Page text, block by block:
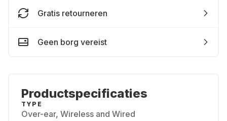
Gratis retourneren
Geen borg vereist
Productspecificaties
TYPE
Over-ear, Wireless and Wired